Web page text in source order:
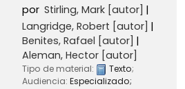
por Stirling, Mark[autor]
Langridge, Robert [autor]
Benites, Rafael [autor]
Aleman, Hector[autor]
Tipo de material: Texto;
Audiencia: Especializado;